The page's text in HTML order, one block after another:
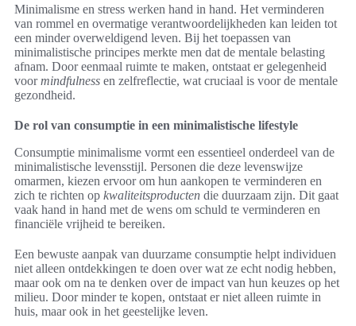
Minimalisme en stress werken hand in hand. Het verminderen
van rommel en overmatige verantwoordelijkheden kan leiden tot
een minder overweldigend leven. Bij het toepassen van
minimalistische principes merkte men dat de mentale belasting
afnam. Door eenmaal ruimte te maken, ontstaat er gelegenheid
voormindfulness en zelfreflectie, wat cruciaal is voor de mentale
gezondheid.
De rol van consumptie in een minimalistische lifestyle
Consumptie minimalisme vormt een essentieel onderdeel van de
minimalistische levensstijl. Personen die deze levenswijze
omarmen, kiezen ervoor om hun aankopen te verminderen en
zich te richten op kwaliteitsproducten die duurzaam zijn. Dit gaat
vaak hand in hand met de wens om schuld te verminderen en
financiële vrijheid te bereiken.
Een bewuste aanpak van duurzame consumptie helpt individuen
niet alleen ontdekkingen te doen over wat ze echt nodig hebben,
maar ook om na te denken over de impact van hun keuzes op het
milieu. Door minder te kopen, ontstaat er niet alleen ruimte in
huis, maar ook in het geestelijke leven.